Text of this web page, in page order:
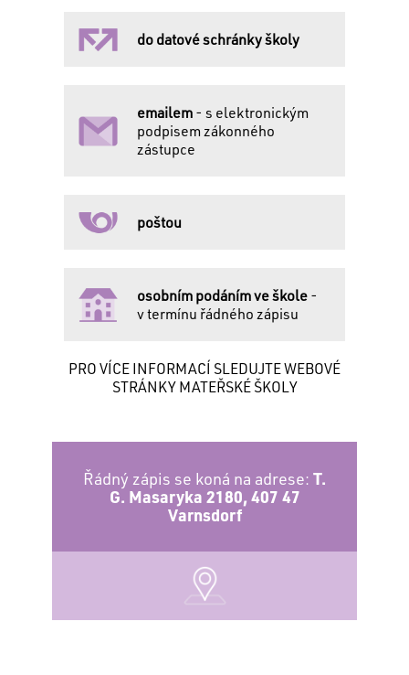
do datové schránky školy
emailem- s elektronickým
podpisem zákonného
zástupce
poštou
osobním podáním ve škole-
v termínu řádného zápisu
PRO VÍCE INFORMACÍ SLEDUJTE WEBOVÉ
STRÁNKY MATEŘSKÉ ŠKOLY
Řádný zápis se koná na adrese: T.
G. Masaryka 2180, 407 47
Varnsdorf